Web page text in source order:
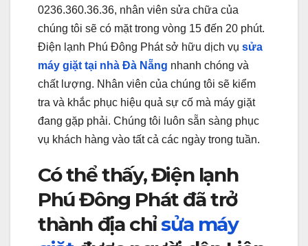
0236.360.36.36, nhân viên sửa chữa của
chúng tôi sẽ có mặt trong vòng 15 đến 20 phút.
Điện lạnh Phú Đông Phát sở hữu dịch vụ sửa
máy giặt tại nhà Đà Nẵng nhanh chóng và
chất lượng. Nhân viên của chúng tôi sẽ kiểm
tra và khắc phục hiệu quả sự cố mà máy giặt
đang gặp phải. Chúng tôi luôn sẵn sàng phục
vụ khách hàng vào tất cả các ngày trong tuần.
Có thể thấy, Điện lạnh
Phú Đông Phát đã trở
thành địa chỉsửa máy